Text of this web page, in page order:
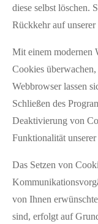
diese selbst löschen.
Rückkehr auf
Mit einem modernen
Cookies
Webbrowser lassen
Schließen des
Deaktivierung von
Funktionalität
Das Setzen von
von Ihnen
sind, erfolgt auf